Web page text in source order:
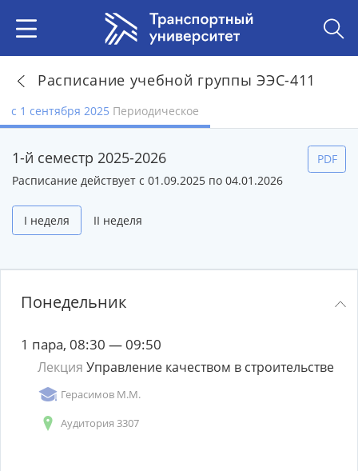
Расписание учебной группы ЭЭС-411
с 1 сентября 2025 Периодическое
1-й семестр 2025-2026
Расписание действует с 01.09.2025 по 04.01.2026
I неделя II неделя
PDF
Понедельник
1 пара, 08:30 — 09:50
Лекция Управление качеством в строительстве
Герасимов М.М.
Аудитория 3307